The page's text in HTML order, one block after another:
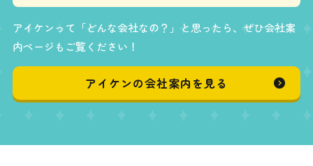
アイケンって「どんな会社なの？」と思ったら、ぜひ会社案
内ページもご覧ください！
アイケンの会社案内を見る